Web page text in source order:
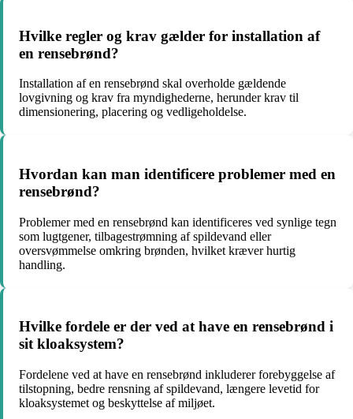
Hvilke regler og krav gælder for installation af
en rensebrønd?
Installation af en rensebrønd skal overholde gældende
lovgivning og krav fra myndighederne, herunder krav til
dimensionering, placering og vedligeholdelse.
Hvordan kan man identificere problemer med en
rensebrønd?
Problemer med en rensebrønd kan identificeres ved synlige tegn
som lugtgener, tilbagestrømning af spildevand eller
oversvømmelse omkring brønden, hvilket kræver hurtig
handling.
Hvilke fordele er der ved at have en rensebrønd i
sit kloaksystem?
Fordelene ved at have en rensebrønd inkluderer forebyggelse af
tilstopning, bedre rensning af spildevand, længere levetid for
kloaksystemet og beskyttelse af miljøet.